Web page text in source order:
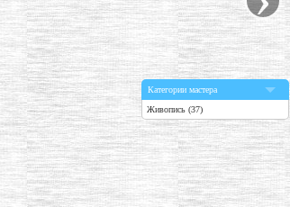
Категории мастера
Живопись (37)